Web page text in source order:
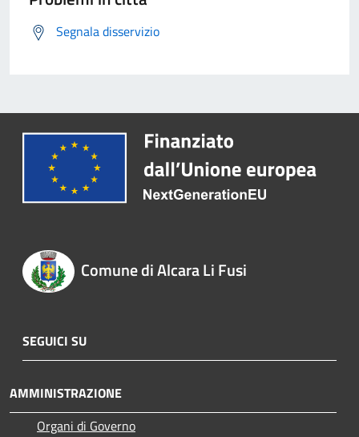
Segnala disservizio
Comune di Alcara Li Fusi
SEGUICI SU
AMMINISTRAZIONE
Organi di Governo